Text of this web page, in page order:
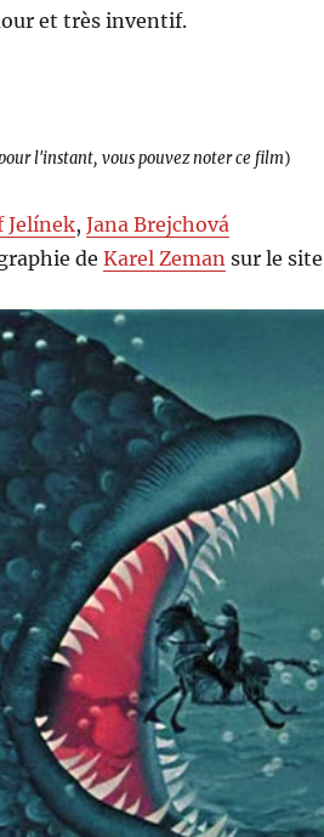
et très inventif.
l'instant, vous pouvez noter ce film)
Jelínek,Jana Brejchová
deKarel Zeman sur le